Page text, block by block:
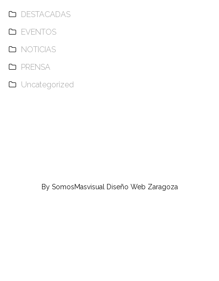
DESTACADAS
EVENTOS
NOTICIAS
PRENSA
Uncategorized
By SomosMasvisual Diseño Web Zaragoza